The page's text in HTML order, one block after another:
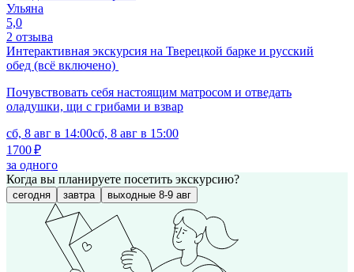
Ульяна
5,0
2 отзыва
Интерактивная экскурсия на Тверецкой барке и русский
обед (всё включено)
Почувствовать себя настоящим матросом и отведать
оладушки, щи с грибами и взвар
сб, 8 авг в 14:00сб, 8 авг в 15:00
1700 ₽
за одного
Когда вы планируете посетить экскурсию?
сегодня завтра выходные 8-9 авг